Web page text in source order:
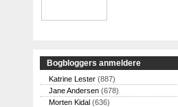
Bogbloggers anmeldere
Katrine Lester (887)
Jane Andersen (678)
Morten Kidal (636)